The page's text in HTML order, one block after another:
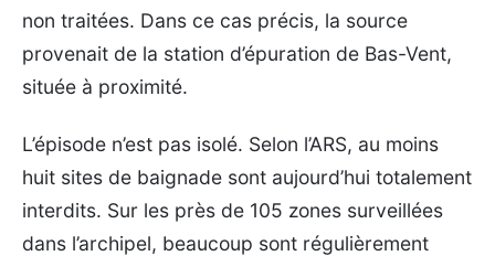
non traitées. Dans ce cas précis, la source
provenait de la station d’épuration de Bas-Vent,
située à proximité.
L’épisode n’est pas isolé. Selon l’ARS, au moins
huit sites de baignade sont aujourd’hui totalement
interdits. Sur les près de 105 zones surveillées
dans l’archipel, beaucoup sont régulièrement